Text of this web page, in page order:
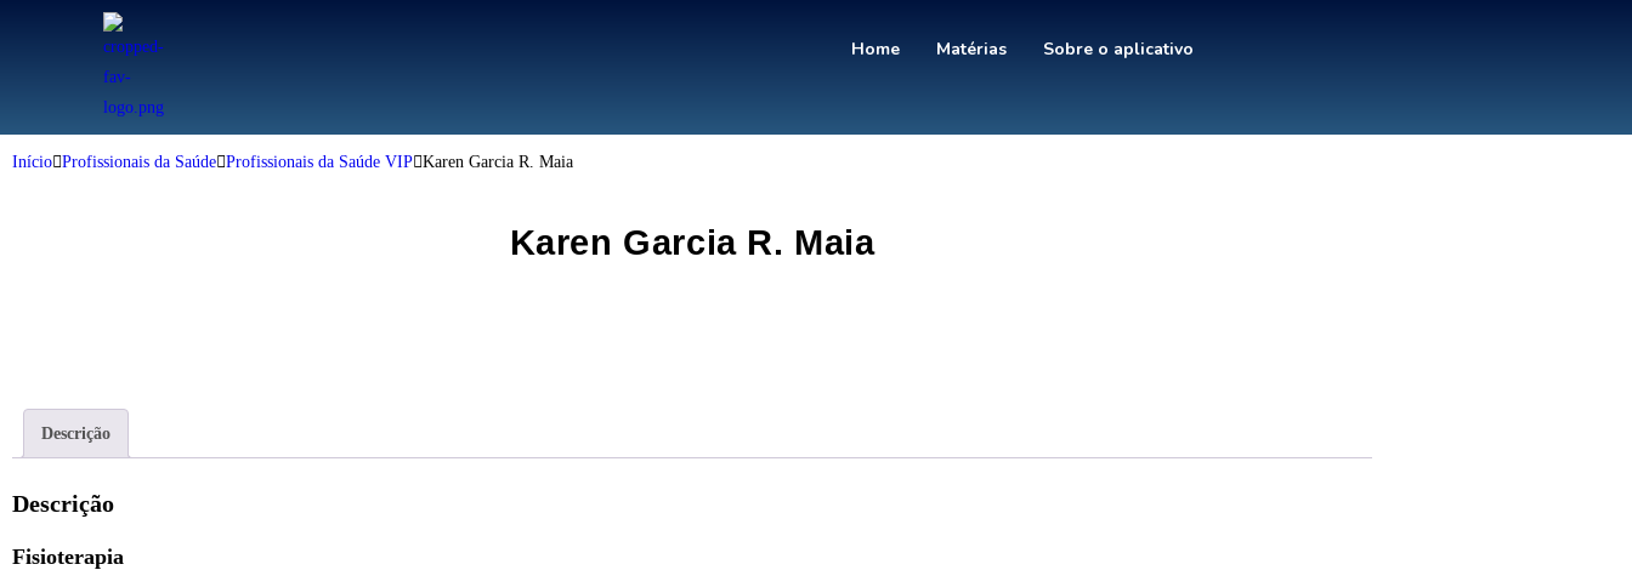
Home Matérias Sobre o aplicativo
Início Profissionais da Saúde Profissionais da Saúde VIP Karen Garcia R. Maia
Karen Garcia R. Maia
Descrição
Descrição
Fisioterapia